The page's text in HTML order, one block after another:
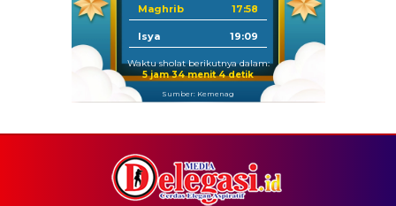
Maghrib 17:58
Isya 19:09
Waktu sholat berikutnya dalam:
5 jam 34 menit 4 detik
Sumber: Kemenag